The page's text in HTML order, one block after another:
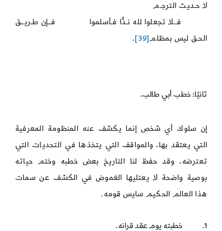
لا حـديث الترجـم
فــلا تجعلوا لله نـدًّا فـأسلموا فــإن طـريــق
الحـق ليس بمظلم[39]
.
ثانيًا: خطب أبي طالب.
إن سلوك أي شخص إنما يكشف عنه المنظومة المعرفية
التي يعتقد بها، والمواقف التي يتخذها في التحديات التي
تعترضه، وقد حفظ لنا التاريخ بعض خطبه وختم حياته
بوصية واضحة لا يعتليها الغموض في الكشف عن سمات
هذا العالم الحكيم سايس قومه.
1. خطبته يوم عقد قرانه.